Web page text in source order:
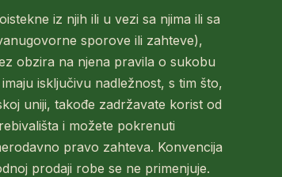
iz njih ili u vezi sa njima ili sa
sporove ili zahteve),
obzira na njena pravila o sukobu
isključivu nadležnost, s tim što,
uniji, takođe zadržavate korist od
i možete pokrenuti
pravo zahteva. Konvencija
prodaji robe se ne primenjuje.